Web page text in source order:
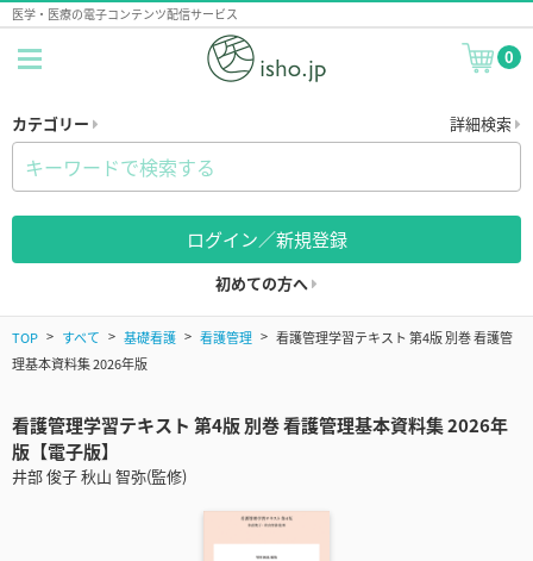
医学・医療の電子コンテンツ配信サービス
0
カテゴリー 詳細検索
ログイン／新規登録
初めての方へ
TOP すべて 基礎看護 看護管理
看護管理学習テキスト 第4版 別巻 看護管
理基本資料集 2026年版
看護管理学習テキスト 第4版 別巻 看護管理基本資料集 2026年
版【電子版】
井部 俊子 秋山 智弥(監修)